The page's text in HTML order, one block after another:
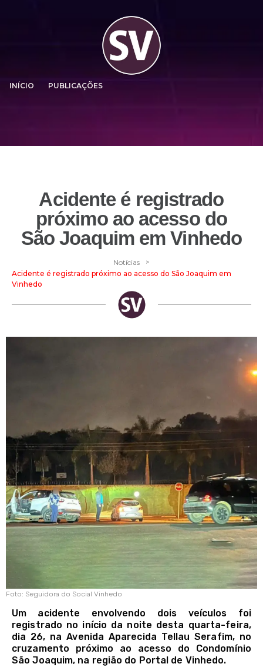
INÍCIO PUBLICAÇÕES
Acidente é registrado
próximo ao acesso do
São Joaquim em Vinhedo
Notícias >
Acidente é registrado próximo ao acesso do São Joaquim em
Vinhedo
Foto: Seguidora do Social Vinhedo
Um acidente envolvendo dois veículos foi
registrado no início da noite desta quarta-feira,
dia 26, na Avenida Aparecida Tellau Serafim, no
cruzamento próximo ao acesso do Condomínio
São Joaquim, na região do Portal de Vinhedo.